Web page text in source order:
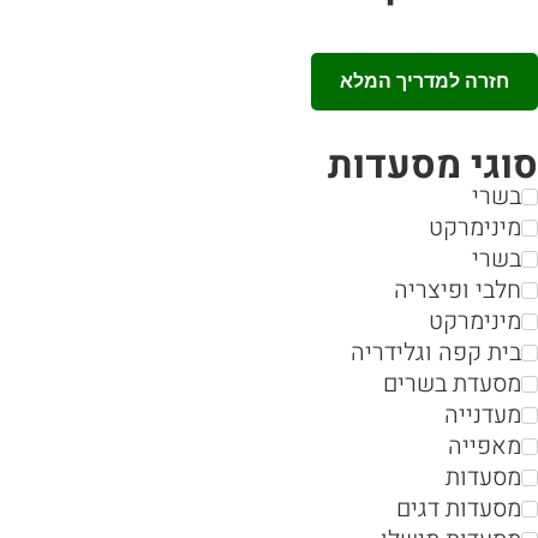
חזרה למדריך המלא
סוגי מסעדות
בשרי
מינימרקט
בשרי
חלבי ופיצריה
מינימרקט
בית קפה וגלידריה
מסעדת בשרים
מעדנייה
מאפייה
מסעדות
מסעדות דגים